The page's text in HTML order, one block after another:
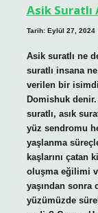
Asik Suratlı
Tarih: Eylül 27, 2024
Asik suratlı ne
suratlı insana
verilen bir
Domishuk
suratlı, asık
yüz sendromu
yaşlanma
kaşlarını çatan
oluşma eğilimi
yaşından sonra
yüzümüzde